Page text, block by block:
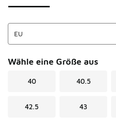
Wähle eine Größe aus
40 40.5
42.5 43